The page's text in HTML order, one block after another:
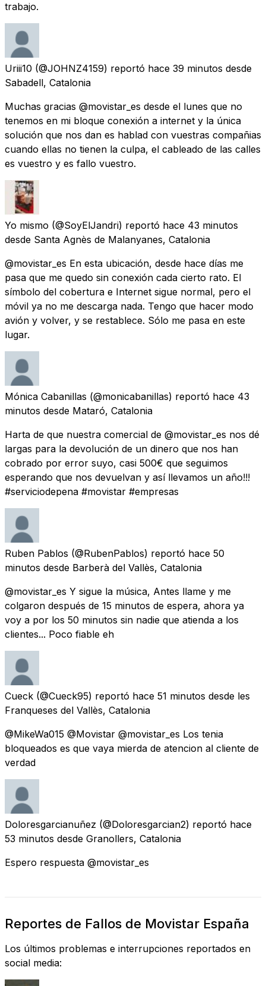
trabajo.
Uriii10 (@JOHNZ4159) reportó hace 39 minutos desde
Sabadell, Catalonia
Muchas gracias @movistar_es desde el lunes que no
tenemos en mi bloque conexión a internet y la única
solución que nos dan es hablad con vuestras compañias
cuando ellas no tienen la culpa, el cableado de las calles
es vuestro y es fallo vuestro.
Yo mismo (@SoyElJandri) reportó hace 43 minutos
desde Santa Agnès de Malanyanes, Catalonia
@movistar_es En esta ubicación, desde hace días me
pasa que me quedo sin conexión cada cierto rato. El
símbolo del cobertura e Internet sigue normal, pero el
móvil ya no me descarga nada. Tengo que hacer modo
avión y volver, y se restablece. Sólo me pasa en este
lugar.
Mónica Cabanillas (@monicabanillas) reportó hace 43
minutos desde Mataró, Catalonia
Harta de que nuestra comercial de @movistar_es nos dé
largas para la devolución de un dinero que nos han
cobrado por error suyo, casi 500€ que seguimos
esperando que nos devuelvan y así llevamos un año!!!
#serviciodepena #movistar #empresas
Ruben Pablos (@RubenPablos) reportó hace 50
minutos desde Barberà del Vallès, Catalonia
@movistar_es Y sigue la música, Antes llame y me
colgaron después de 15 minutos de espera, ahora ya
voy a por los 50 minutos sin nadie que atienda a los
clientes... Poco fiable eh
Cueck (@Cueck95) reportó hace 51 minutos desde les
Franqueses del Vallès, Catalonia
@MikeWa015 @Movistar @movistar_es Los tenia
bloqueados es que vaya mierda de atencion al cliente de
verdad
Doloresgarcianuñez (@Doloresgarcian2) reportó hace
53 minutos desde Granollers, Catalonia
Espero respuesta @movistar_es
Reportes de Fallos de Movistar España
Los últimos problemas e interrupciones reportados en
social media: